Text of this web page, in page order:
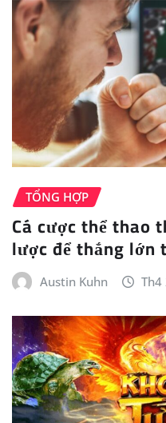
TỔNG HỢP
Cá cược thể thao
lược để thắng
Austin Kuhn Th4